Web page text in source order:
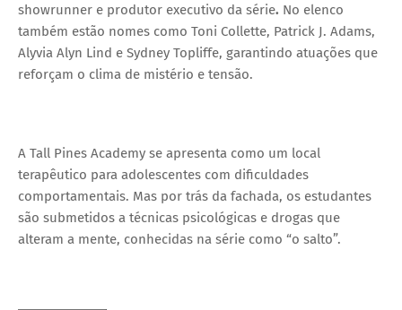
showrunner e produtor executivo da série. No elenco
também estão nomes como Toni Collette, Patrick J. Adams,
Alyvia Alyn Lind e Sydney Topliffe, garantindo atuações que
reforçam o clima de mistério e tensão.
A Tall Pines Academy se apresenta como um local
terapêutico para adolescentes com dificuldades
comportamentais. Mas por trás da fachada, os estudantes
são submetidos a técnicas psicológicas e drogas que
alteram a mente, conhecidas na série como “o salto”.